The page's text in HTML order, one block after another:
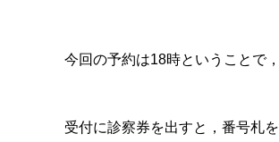
今回の予約は18時ということで
受付に診察券を出すと，番号札を